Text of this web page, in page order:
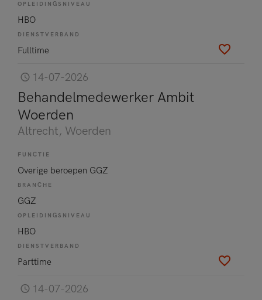
OPLEIDINGSNIVEAU
HBO
DIENSTVERBAND
Fulltime
14-07-2026
Behandelmedewerker Ambit
Woerden
Altrecht, Woerden
FUNCTIE
Overige beroepen GGZ
BRANCHE
GGZ
OPLEIDINGSNIVEAU
HBO
DIENSTVERBAND
Parttime
14-07-2026